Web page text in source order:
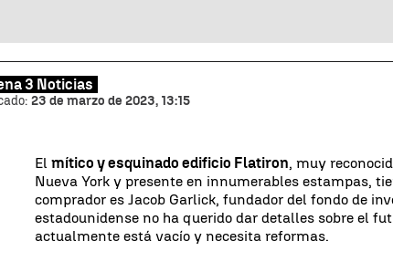
3 Noticias
23 de marzo de 2023, 13:15
Elmítico y esquinado edificio Flatiron, muy
Nueva York y presente en innumerables estampas,
comprador es Jacob Garlick, fundador del fondo de
estadounidense no ha querido dar detalles sobre el
actualmente está vacío y necesita reformas.